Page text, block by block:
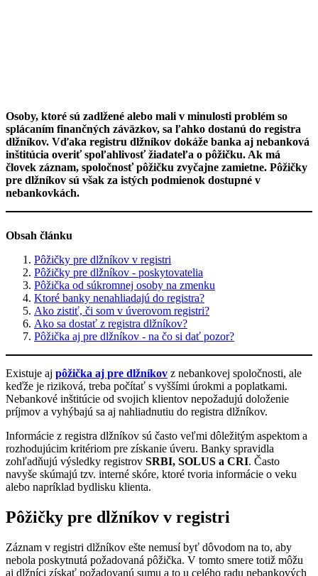
Osoby, ktoré sú zadlžené alebo mali v minulosti problém so
splácaním finančných záväzkov, sa ľahko dostanú do registra
dlžníkov. Vďaka registru dlžníkov dokáže banka aj nebanková
inštitúcia overiť spoľahlivosť žiadateľa o pôžičku. Ak má
človek záznam, spoločnosť pôžičku zvyčajne zamietne. Pôžičky
pre dlžníkov sú však za istých podmienok dostupné v
nebankovkách.
Obsah článku
Pôžičky pre dlžníkov v registri
Pôžičky pre dlžníkov - poskytovatelia
Pôžička od súkromnej osoby na zmenku
Ktoré banky nenahliadajú do registra?
Ako zistiť, či som v úverovom registri?
Ako sa dostať z registra dlžníkov?
Pôžička aj pre dlžníkov - na čo si dať pozor?
Existuje aj pôžička aj pre dlžníkov z nebankovej spoločnosti, ale
keďže je riziková, treba počítať s vyššími úrokmi a poplatkami.
Nebankové inštitúcie od svojich klientov nepožadujú doloženie
príjmov a vyhýbajú sa aj nahliadnutiu do registra dlžníkov.
Informácie z registra dlžníkov sú často veľmi dôležitým aspektom a
rozhodujúcim kritériom pre získanie úveru. Banky spravidla
zohľadňujú výsledky registrov SRBI, SOLUS a CRI. Často
navyše skúmajú tzv. interné skóre, ktoré tvoria informácie o veku
alebo napríklad bydlisku klienta.
Pôžičky pre dlžníkov v registri
Záznam v registri dlžníkov ešte nemusí byť dôvodom na to, aby
nebola poskytnutá požadovaná pôžička. V tomto smere totiž môžu
aj dlžníci získať požadovanú sumu a to u celého radu nebankových